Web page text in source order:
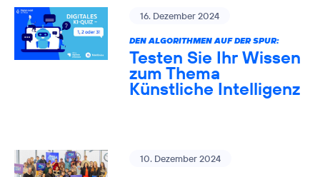
16. Dezember 2024
DEN ALGORITHMEN AUF DER SPUR:
Testen Sie Ihr Wissen
zum Thema
Künstliche Intelligenz
10. Dezember 2024